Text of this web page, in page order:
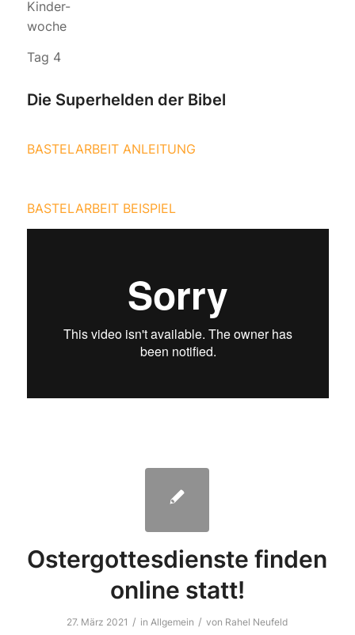
Kinder-
woche
Tag 4
Die Superhelden der Bibel
BASTELARBEIT ANLEITUNG
BASTELARBEIT BEISPIEL
Ostergottesdienste finden
online statt!
27. März 2021 / in Allgemein / von Rahel Neufeld